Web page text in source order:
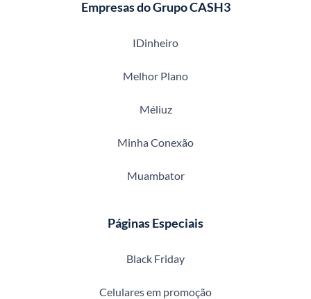
Empresas do Grupo CASH3
IDinheiro
Melhor Plano
Méliuz
Minha Conexão
Muambator
Páginas Especiais
Black Friday
Celulares em promoção